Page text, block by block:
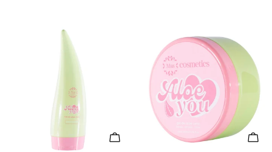
AÑADIR AL CARRITO